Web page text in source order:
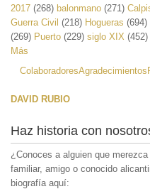
2017 (268) balonmano (271)
Guerra Civil (218) Hogueras (694)
(269) Puerto (229) siglo XIX (452)
Más
ColaboradoresAgradecimientos
DAVID RUBIO
Haz historia con
¿Conoces a alguien que
familiar, amigo o conocido
biografía aquí: